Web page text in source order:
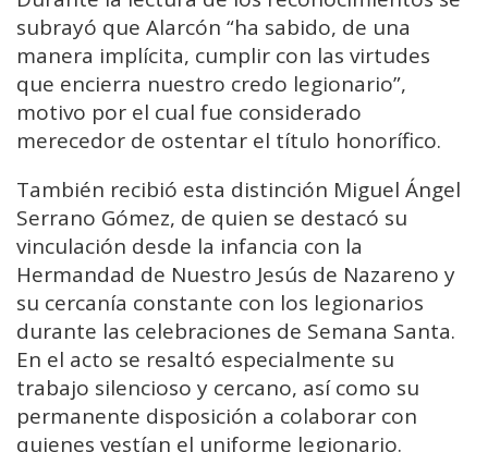
subrayó que Alarcón “ha sabido, de una
manera implícita, cumplir con las virtudes
que encierra nuestro credo legionario”,
motivo por el cual fue considerado
merecedor de ostentar el título honorífico.
También recibió esta distinción Miguel Ángel
Serrano Gómez, de quien se destacó su
vinculación desde la infancia con la
Hermandad de Nuestro Jesús de Nazareno y
su cercanía constante con los legionarios
durante las celebraciones de Semana Santa.
En el acto se resaltó especialmente su
trabajo silencioso y cercano, así como su
permanente disposición a colaborar con
quienes vestían el uniforme legionario.